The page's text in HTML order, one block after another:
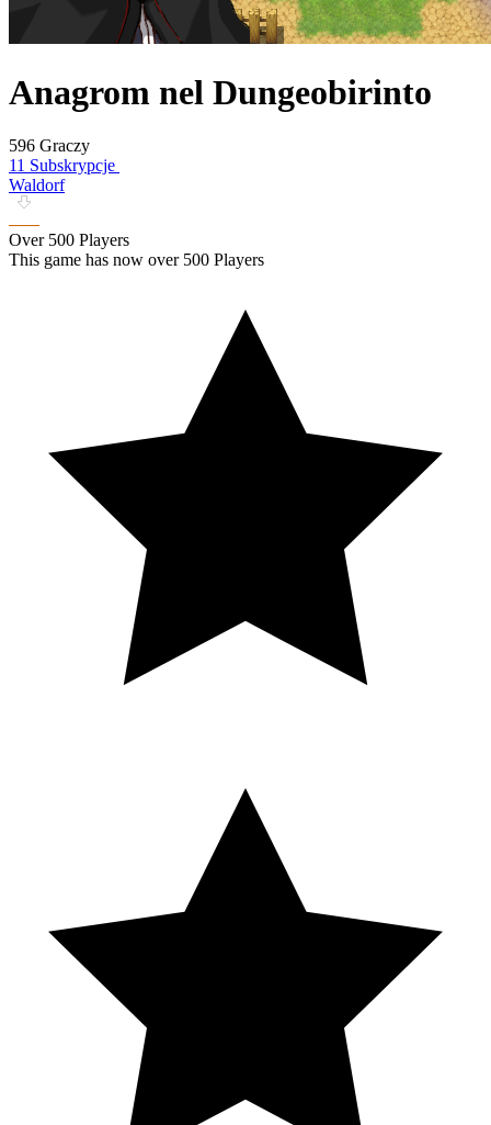
Anagrom nel Dungeobirinto
596 Graczy
11 Subskrypcje
Waldorf
Over 500 Players
This game has now over 500 Players